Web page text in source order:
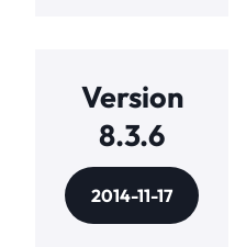
Version
8.3.6
2014-11-17